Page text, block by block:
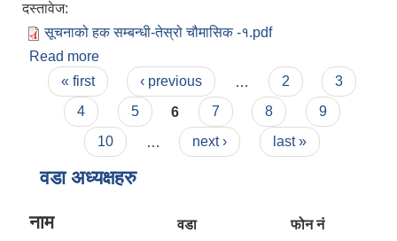
दस्तावेज:
सूचनाको हक सम्बन्धी-तेस्रो चौमासिक -१.pdf
Read more
क्रियाकलाप तथा विवरण (स्वत: प्रकाशन)
Pages
« first ‹ previous 2
3
4
5 6 7 8
9
10
next › last »
वडा अध्यक्षहरु
नाम वडा फोन नं